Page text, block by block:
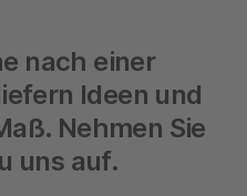
nach einer
Ideen und
Nehmen Sie
uns auf.